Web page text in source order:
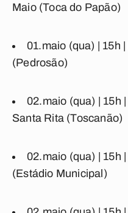
Maio(Toca do Papão)
01.maio (qua) | 15h |
(Pedrosão)
02.maio (qua) | 15h |
Santa Rita (Toscanão)
02.maio (qua) | 15h |
(Estádio Municipal)